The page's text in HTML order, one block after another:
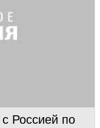
Россией по